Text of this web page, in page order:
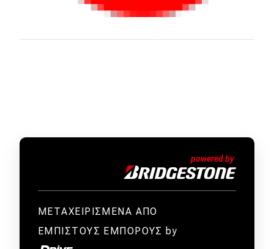
ΜΕΤΑΧΕΙΡΙΣΜΕΝΑ ΑΠΟ
ΕΜΠΙΣΤΟΥΣ ΕΜΠΟΡΟΥΣ by